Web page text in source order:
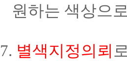
원하는 색상으
7. 별색지정의뢰